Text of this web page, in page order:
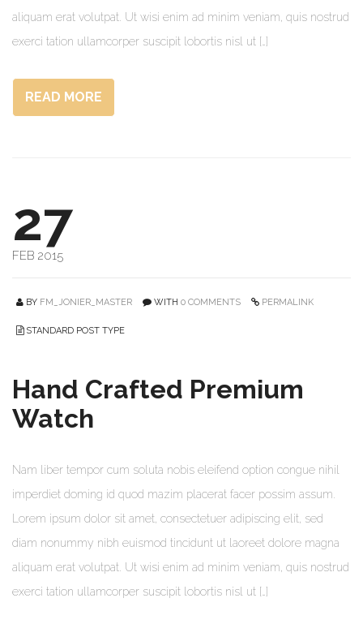
aliquam erat volutpat. Ut wisi enim ad minim veniam, quis nostrud
exerci tation ullamcorper suscipit lobortis nisl ut […]
READ MORE
27
FEB 2015
BY FM_JONIER_MASTER WITH 0 COMMENTS PERMALINK
STANDARD POST TYPE
Hand Crafted Premium
Watch
Nam liber tempor cum soluta nobis eleifend option congue nihil
imperdiet doming id quod mazim placerat facer possim assum.
Lorem ipsum dolor sit amet, consectetuer adipiscing elit, sed
diam nonummy nibh euismod tincidunt ut laoreet dolore magna
aliquam erat volutpat. Ut wisi enim ad minim veniam, quis nostrud
exerci tation ullamcorper suscipit lobortis nisl ut […]